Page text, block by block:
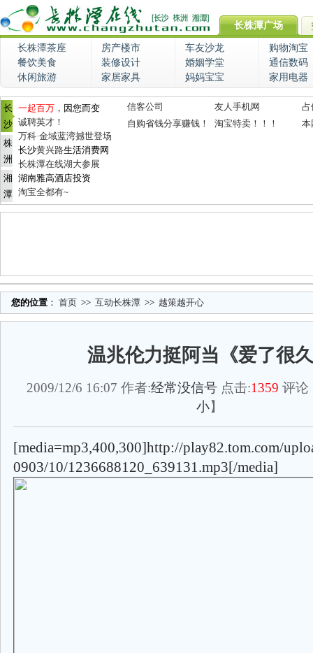
长株潭广场
长株潭茶座 房产楼市 车友沙龙
购物淘宝
餐饮美食
装修设计 婚姻学堂
通信数码
休闲旅游
家居家具 妈妈宝宝 家用电器
长
沙
株
洲
湘
潭
一起百万 ，因您而变
诚聘英才！
万科·金域蓝湾撼世登场
长沙黄兴路生活消费网
长株潭在线湖大参展
湖南雅高酒店投资
淘宝全都有~
信客公司 友人手机网
占
自购省钱分享赚钱！
淘宝特卖！！！ 本
您的位置 ： 首页 >> 互动长株潭 >> 越策越开心
温兆伦力挺阿当《爱了很
2009/12/6 16:07 作者:经常没信号 点击:1359 评论
小】
[media=mp3,400,300]http://play82.tom.com/
0903/10/1236688120_639131.mp3[/media]